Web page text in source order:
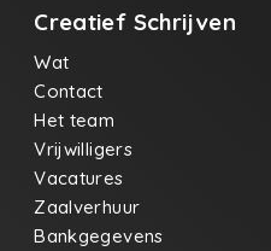
Creatief Schrijven
Wat
Contact
Het team
Vrijwilligers
Vacatures
Zaalverhuur
Bankgegevens